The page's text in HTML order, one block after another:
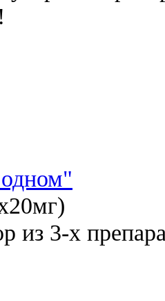
из 3-х